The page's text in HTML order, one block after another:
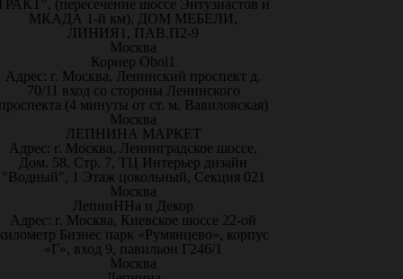
(пересечение шоссе Энтузиастов и
МКАДА 1-й км), ДОМ МЕБЕЛИ,
ЛИНИЯ1, ПАВ.П2-9
Москва
Корнер Oboi1
Адрес: г. Москва, Ленинский проспект д.
70/11 вход со стороны Ленинского
(4 минуты от ст. м. Вавиловская)
Москва
ЛЕПНИНА МАРКЕТ
Адрес: г. Москва, Ленинградское шоссе,
Дом. 58, Стр. 7, ТЦ Интерьер дизайн
"Водный", 1 Этаж цокольный, Секция 021
Москва
ЛепниННа и Декор
Адрес: г. Москва, Киевское шоссе 22-ой
Бизнес парк «Румянцево», корпус
«Г», вход 9, павильон Г246/1
Москва